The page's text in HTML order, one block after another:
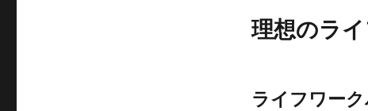
理想のラ
ライフワー